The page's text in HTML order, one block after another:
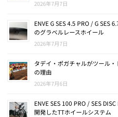
2026年7月7日
ENVE G SES 4.5 PRO / G SES
のグラベルレースホイール
2026年7月7日
タデイ・ポガチャルがツール
の理由
2026年7月6日
ENVE SES 100 PRO / SES
開発したTTホイールシステム